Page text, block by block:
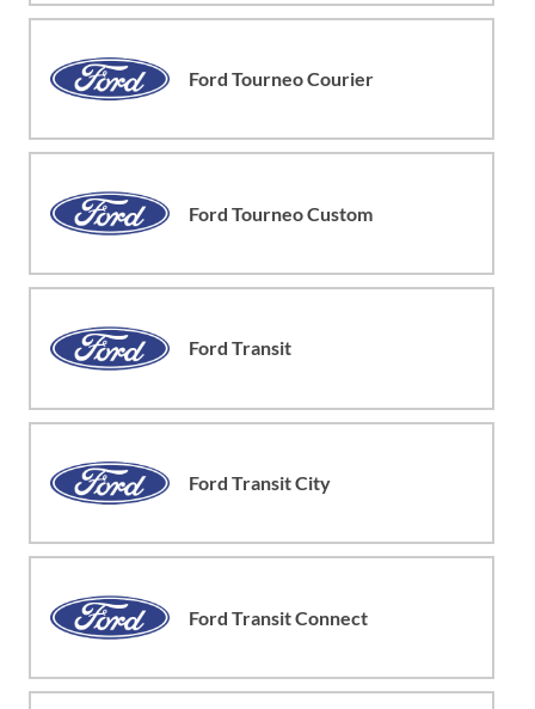
Ford Tourneo Courier
Ford Tourneo Custom
Ford Transit
Ford Transit City
Ford Transit Connect